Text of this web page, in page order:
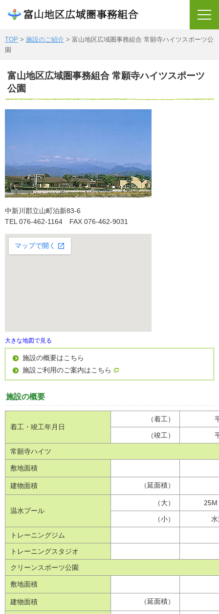
ごみの受入れについて
圏域の概況
沿革
リサイクル品情報
TOP > 施設のご紹介 > 富山地区広域圏事務組合 常願寺ハイツスポーツ公
園
富山地区広域圏事務組合 常願寺ハイツスポーツ
公園
中新川郡立山町泊新83-6
TEL 076-462-1164 FAX 076-462-9031
大きな地図で見る
施設の概要はこちら
施設ご利用のご案内はこちら
施設の概要
着工・竣工年月日
（着工）
（竣工）
常願寺ハイツ
敷地面積
建物面積 （延面積）
温水プール
（大）
（小）
トレーニングジム
トレーニングスタジオ
クリーンスポーツ公園
敷地面積
建物面積 （延面積）